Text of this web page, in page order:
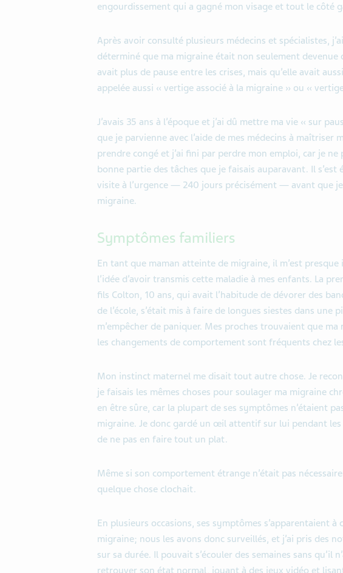
engourdissement qui a gagné mon visage et tout le côté
Après avoir consulté plusieurs médecins et spécialistes,
déterminé que ma migraine était non seulement devenue
avait plus de pause entre les crises, mais qu’elle avait
appelée aussi « vertige associé à la migraine » ou «
J’avais 35 ans à l’époque et j’ai dû mettre ma vie « sur
que je parvienne avec l’aide de mes médecins à maîtriser
prendre congé et j’ai fini par perdre mon emploi, car je
bonne partie des tâches que je faisais auparavant. Il
visite à l’urgence — 240 jours précisément — avant que
migraine.
Symptômes familiers
En tant que maman atteinte de migraine, il m’est presque
l’idée d’avoir transmis cette maladie à mes enfants. La
fils Colton, 10 ans, qui avait l’habitude de dévorer des
de l’école, s’était mis à faire de longues siestes dans une
m’empêcher de paniquer. Mes proches trouvaient que
les changements de comportement sont fréquents chez
Mon instinct maternel me disait tout autre chose. Je
je faisais les mêmes choses pour soulager ma migraine
en être sûre, car la plupart de ses symptômes n’étaient
migraine. Je donc gardé un œil attentif sur lui pendant
de ne pas en faire tout un plat.
Même si son comportement étrange n’était pas
quelque chose clochait.
En plusieurs occasions, ses symptômes s’apparentaient à
migraine; nous les avons donc surveillés, et j’ai pris des
sur sa durée. Il pouvait s’écouler des semaines sans qu’il